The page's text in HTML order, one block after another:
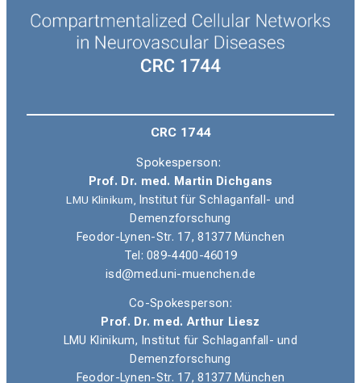
CRC 1744
Spokesperson:
Prof. Dr. med. Martin Dichgans
LMU Klinikum, Institut für Schlaganfall- und
Demenzforschung
Feodor-Lynen-Str. 17, 81377 München
Tel: 089-4400-46019
isd@med.uni-muenchen.de
Co-Spokesperson:
Prof. Dr. med. Arthur Liesz
LMU Klinikum, Institut für Schlaganfall- und
Demenzforschung
Feodor-Lynen-Str. 17, 81377 München